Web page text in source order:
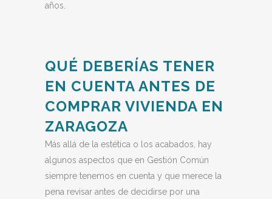
años.
QUÉ DEBERÍAS TENER
EN CUENTA ANTES DE
COMPRAR VIVIENDA EN
ZARAGOZA
Más allá de la estética o los acabados, hay
algunos aspectos que en Gestión Común
siempre tenemos en cuenta y que merece la
pena revisar antes de decidirse por una